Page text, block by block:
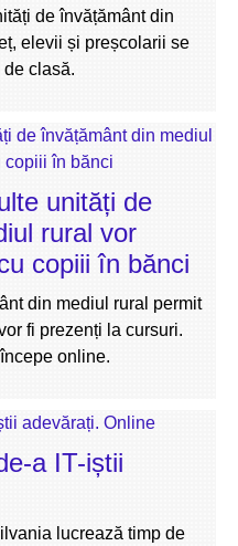
de învățământ din
elevii și preșcolarii se
clasă.
unități de
rural vor
copiii în bănci
din mediul rural permit
fi prezenți la cursuri.
online.
a IT-iștii
lucrează timp de